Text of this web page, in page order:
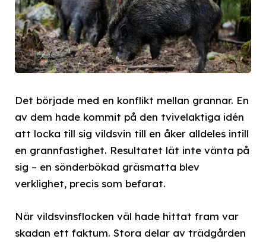
Det började med en konflikt mellan grannar. En
av dem hade kommit på den tvivelaktiga idén
att locka till sig vildsvin till en åker alldeles intill
en grannfastighet. Resultatet lät inte vänta på
sig – en sönderbökad gräsmatta blev
verklighet, precis som befarat.
När vildsvinsflocken väl hade hittat fram var
skadan ett faktum. Stora delar av trädgården